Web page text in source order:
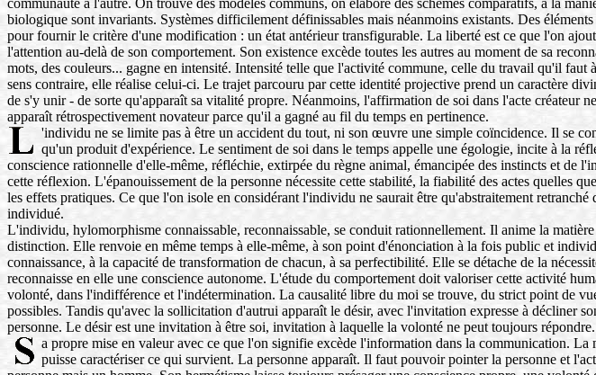
communauté à l'autre. On trouve des modèles communs, on élabore des schèmes comparatifs, à la
biologique sont invariants. Systèmes difficilement définissables mais néanmoins existants. Des
pour fournir le critère d'une modification : un état antérieur transfigurable. La liberté est ce que l'on
l'attention au-delà de son comportement. Son existence excède toutes les autres au moment de sa
mots, des couleurs... gagne en intensité. Intensité telle que l'activité commune, celle du travail qu'il
sens contraire, elle réalise celui-ci. Le trajet parcouru par cette identité projective prend un caractère
de s'y unir - de sorte qu'apparaît sa vitalité propre. Néanmoins, l'affirmation de soi dans l'acte
apparaît rétrospectivement novateur parce qu'il a gagné au fil du temps en pertinence.
'individu ne se limite pas à être un accident du tout, ni son œuvre une simple coïncidence. Il se
qu'un produit d'expérience. Le sentiment de soi dans le temps appelle une égologie, incite à la
conscience rationnelle d'elle-même, réfléchie, extirpée du règne animal, émancipée des instincts et
cette réflexion. L'épanouissement de la personne nécessite cette stabilité, la fiabilité des actes quelles
les effets pratiques. Ce que l'on isole en considérant l'individu ne saurait être qu'abstraitement
individué.
L'individu, hylomorphisme connaissable, reconnaissable, se conduit rationnellement. Il anime la
distinction. Elle renvoie en même temps à elle-même, à son point d'énonciation à la fois public et
connaissance, à la capacité de transformation de chacun, à sa perfectibilité. Elle se détache de la
reconnaisse en elle une conscience autonome. L'étude du comportement doit valoriser cette activité
volonté, dans l'indifférence et l'indétermination. La causalité libre du moi se trouve, du strict point de
possibles. Tandis qu'avec la sollicitation d'autrui apparaît le désir, avec l'invitation expresse à décliner
personne. Le désir est une invitation à être soi, invitation à laquelle la volonté ne peut toujours
a propre mise en valeur avec ce que l'on signifie excède l'information dans la communication.
puisse caractériser ce qui survient. La personne apparaît. Il faut pouvoir pointer la personne et